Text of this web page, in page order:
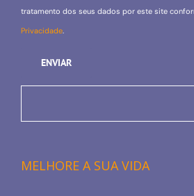
tratamento dos seus dados por este site
Privacidade.
MELHORE A SUA VIDA